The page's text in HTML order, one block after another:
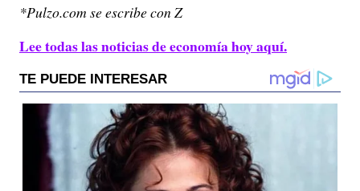
*Pulzo.com se escribe con Z
Lee todas las noticias de economía hoy aquí.